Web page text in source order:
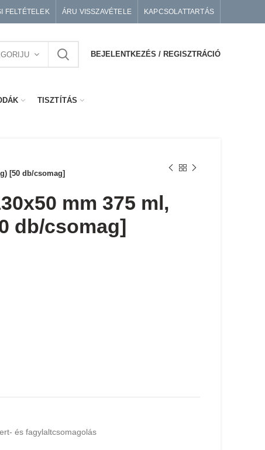
FELTÉTELEK ÁRU VISSZAVÉTELE KAPCSOLATTARTÁS
BEJELENTKEZÉS / REGISZTRÁCIÓ
TISZTÍTÁS
[50 db/csomag]
mm 375 ml,
db/csomag]
és fagylaltcsomagolás